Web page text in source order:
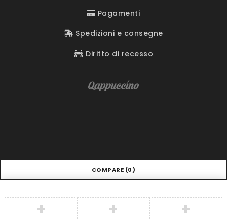
Pagamenti
Spedizioni e consegne
Diritto di recesso
COMPARE (0)